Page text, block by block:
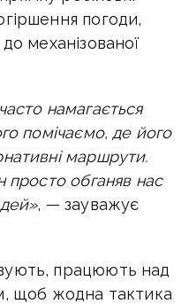
погоди,
механізованої
намагається
помічаємо, де його
маршрути.
просто обганяв нас
, — зауважує
працюють над
щоб жодна тактика